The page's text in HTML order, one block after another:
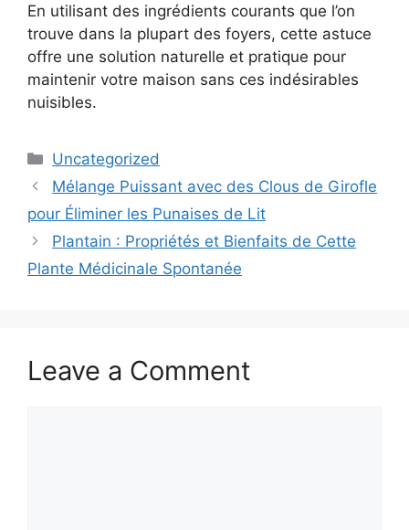
En utilisant des ingrédients courants que l’on
trouve dans la plupart des foyers, cette astuce
offre une solution naturelle et pratique pour
maintenir votre maison sans ces indésirables
nuisibles.
Categories
Uncategorized
Mélange Puissant avec des Clous de Girofle
pour Éliminer les Punaises de Lit
Plantain : Propriétés et Bienfaits de Cette
Plante Médicinale Spontanée
Leave a Comment